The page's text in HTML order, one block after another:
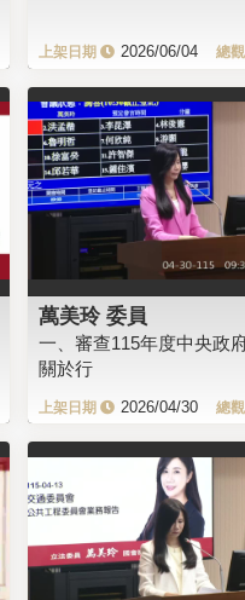
2026/06/04
萬美玲 委員
一、審查115年度中央政
關於行
2026/04/30